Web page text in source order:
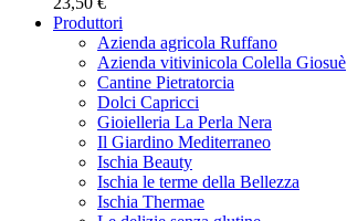
Produttori
Azienda agricola Ruffano
Azienda vitivinicola Colella Giosuè
Cantine Pietratorcia
Dolci Capricci
Gioielleria La Perla Nera
Il Giardino Mediterraneo
Ischia Beauty
Ischia le terme della Bellezza
Ischia Thermae